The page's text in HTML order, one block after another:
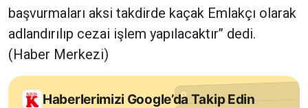
başvurmaları aksi takdirde kaçak Emlakçı olarak
adlandırılıp cezai işlem yapılacaktır’’ dedi.
(Haber Merkezi)
Haberlerimizi Google’da Takip Edin